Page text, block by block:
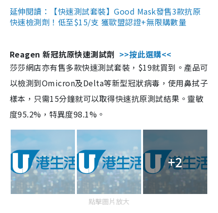
延伸閱讀：【快速測試套裝】Good Mask發售3款抗原
快速檢測劑！低至$15/支 獲歐盟認證+無限購數量
Reagen 新冠抗原快速測試劑 >>按此選購<<
莎莎網店亦有售多款快速測試套裝，$19就買到。產品可
以檢測到Omicron及Delta等新型冠狀病毒，使用鼻拭子
樣本，只需15分鐘就可以取得快速抗原測試結果。靈敏
度95.2%，特異度98.1%。
+2
點擊圖片放大